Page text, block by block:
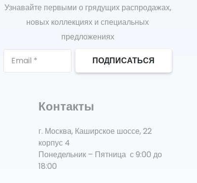
Узнавайте первыми о грядущих распродажах,
новых коллекциях и специальных
предложениях
ПОДПИСАТЬСЯ
Контакты
г. Москва, Каширское шоссе, 22
корпус 4
Понедельник – Пятница с 9:00 до
18:00